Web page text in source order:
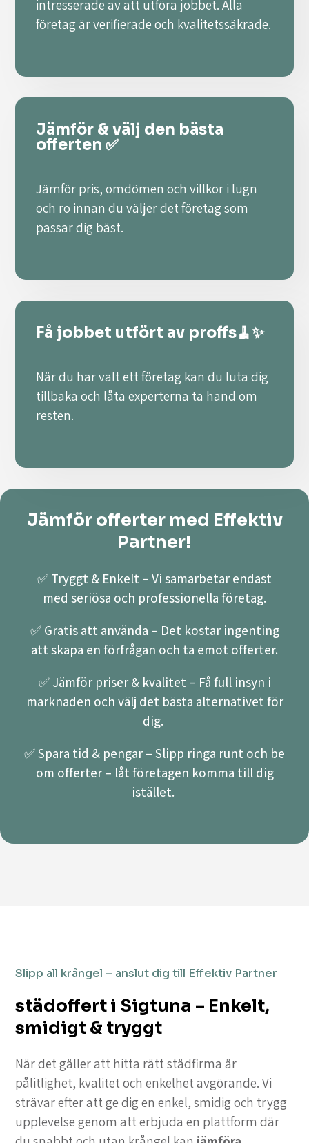
intresserade av att utföra jobbet. Alla
företag är verifierade och kvalitetssäkrade.
Jämför & välj den bästa
offerten ✅
Jämför pris, omdömen och villkor i lugn
och ro innan du väljer det företag som
passar dig bäst.
Få jobbet utfört av proffs🧹✨
När du har valt ett företag kan du luta dig
tillbaka och låta experterna ta hand om
resten.
Jämför offerter med Effektiv
Partner!
✅ Tryggt & Enkelt – Vi samarbetar endast
med seriösa och professionella företag.
✅ Gratis att använda – Det kostar ingenting
att skapa en förfrågan och ta emot offerter.
✅ Jämför priser & kvalitet – Få full insyn i
marknaden och välj det bästa alternativet för
dig.
✅ Spara tid & pengar – Slipp ringa runt och be
om offerter – låt företagen komma till dig
istället.
Slipp all krångel – anslut dig till Effektiv Partner
städoffert i Sigtuna – Enkelt,
smidigt & tryggt
När det gäller att hitta rätt städfirma är
pålitlighet, kvalitet och enkelhet avgörande. Vi
strävar efter att ge dig en enkel, smidig och trygg
upplevelse genom att erbjuda en plattform där